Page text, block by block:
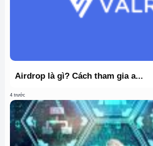
Airdrop là gì? Cách tham gia a...
4 trước